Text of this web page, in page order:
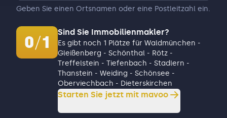
Geben Sie einen Ortsnamen oder eine Postleitzahl ein.
0/1
Sind Sie Immobilienmakler?
Es gibt noch 1 Plätze für Waldmünchen -
Gleißenberg - Schönthal - Rötz -
Treffelstein - Tiefenbach - Stadlern -
Thanstein - Weiding - Schönsee -
Oberviechbach - Dieterskirchen
Starten Sie jetzt mit mavoo